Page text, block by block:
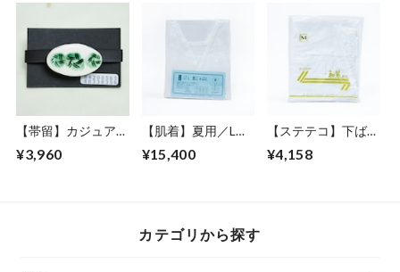
【帯留】カジュアル
¥3,960
【肌着】夏用／Lサ
麻／麻わた／女性
¥15,400
【ステテコ】下ばき
¥4,158
カテゴリから探す